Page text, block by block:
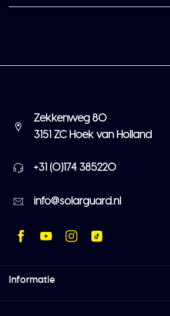
Zekkenweg 80
3151 ZC Hoek van Holland
+31 (0)174 385220
info@solarguard.nl
Informatie